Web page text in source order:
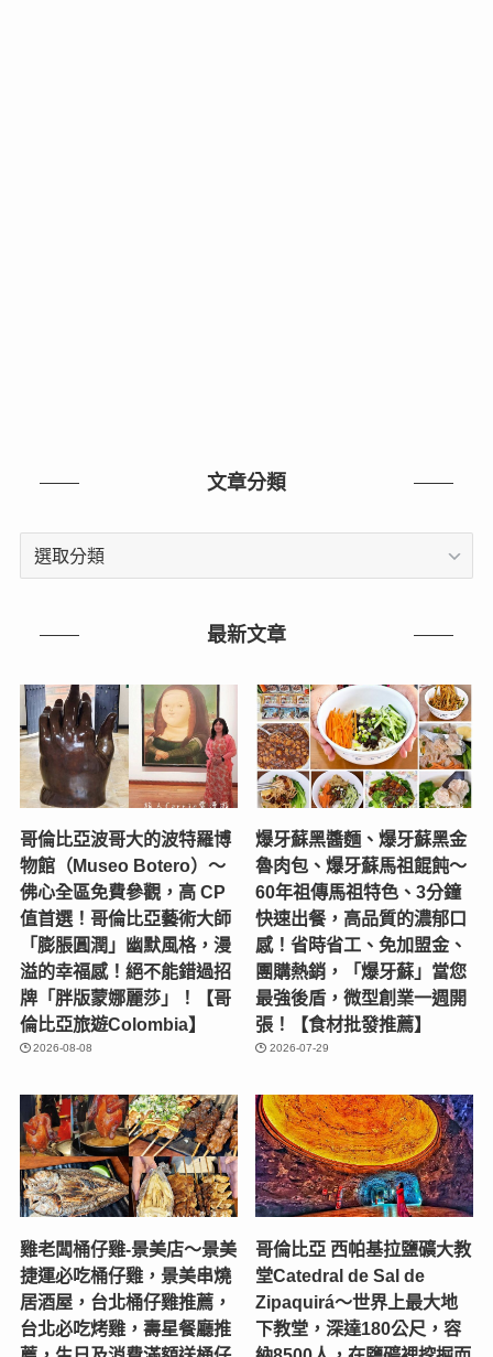
文章分類
文
最新文章
哥倫比亞波哥大的波特羅博
物館（Museo Botero）～
佛心全區免費參觀，高 CP
值首選！哥倫比亞藝術大師
「膨脹圓潤」幽默風格，漫
溢的幸福感！絕不能錯過招
牌「胖版蒙娜麗莎」！【哥
倫比亞旅遊Colombia】
2026-08-08
爆牙蘇黑醬麵、爆牙蘇黑金
魯肉包、爆牙蘇馬祖餛飩～
60年祖傳馬祖特色、3分鐘
快速出餐，高品質的濃郁口
感！省時省工、免加盟金、
團購熱銷，「爆牙蘇」當您
最強後盾，微型創業一週開
張！【食材批發推薦】
2026-07-29
雞老闆桶仔雞-景美店〜景美
捷運必吃桶仔雞，景美串燒
居酒屋，台北桶仔雞推薦，
台北必吃烤雞，壽星餐廳推
哥倫比亞 西帕基拉鹽礦大教
堂Catedral de Sal de
Zipaquirá～世界上最大地
下教堂，深達180公尺，容